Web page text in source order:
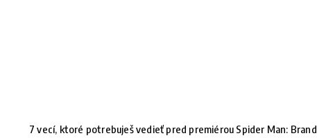
7 vecí, ktoré potrebuješ vedieť pred premiérou Spider Man: Brand